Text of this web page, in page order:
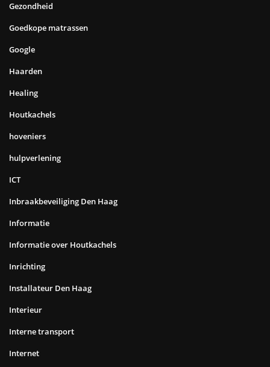
Gezondheid
Goedkope matrassen
Google
Haarden
Healing
Houtkachels
hoveniers
hulpverlening
ICT
Inbraakbeveiliging Den Haag
Informatie
Informatie over Houtkachels
Inrichting
Installateur Den Haag
Interieur
Interne transport
Internet